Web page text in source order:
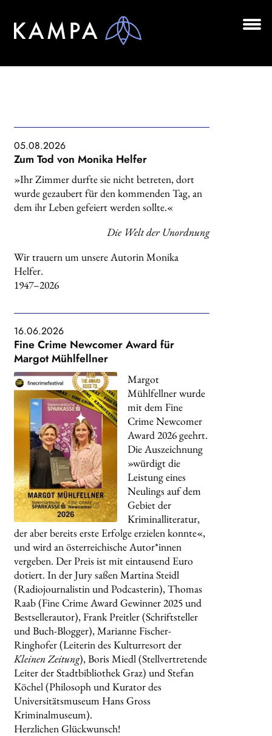
Zur
Navigation
Zum
Inhalt
VERLAG
AKTUELLES
HANDEL
LIZENZEN | FOREIGN RIGHTS
NEWSLETTER
WEITERE VERLAGE
Search:
05.08.2026
Zum Tod von Monika Helfer
»Ihr Zimmer durfte sie nicht betreten, dort
wurde gezaubert für den kommenden Tag, an
dem ihr Leben gefeiert werden sollte.«
Die Welt der Unordnung
Wir trauern um unsere Autorin Monika
Helfer.
1947–2026
16.06.2026
Fine Crime Newcomer Award für
Margot Mühlfellner
Margot
Mühlfellner wurde
mit dem Fine
Crime Newcomer
Award 2026 geehrt.
Die Auszeichnung
»würdigt die
Leistung eines
Neulings auf dem
Gebiet der
Kriminalliteratur,
der aber bereits erste Erfolge erzielen konnte«,
und wird an österreichische Autor*innen
vergeben. Der Preis ist mit eintausend Euro
dotiert. In der Jury saßen Martina Steidl
(Radiojournalistin und Podcasterin), Thomas
Raab (Fine Crime Award Gewinner 2025 und
Bestsellerautor), Frank Preitler (Schriftsteller
und Buch-Blogger), Marianne Fischer-
Ringhofer (Leiterin des Kulturresort der
Kleinen Zeitung), Boris Miedl (Stellvertretende
Leiter der Stadtbibliothek Graz) und Stefan
Köchel (Philosoph und Kurator des
Universitätsmuseum Hans Gross
Kriminalmuseum).
Herzlichen Glückwunsch!